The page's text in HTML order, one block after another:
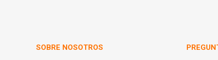
SOBRE NOSOTROS